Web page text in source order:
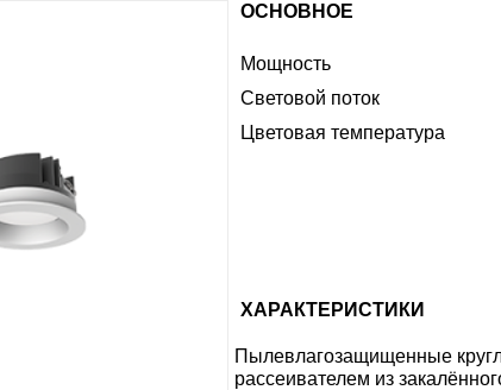
ОСНОВНОЕ
Мощность
Световой поток
Цветовая температура
ХАРАКТЕРИСТИКИ
Пылевлагозащищенные
рассеивателем из